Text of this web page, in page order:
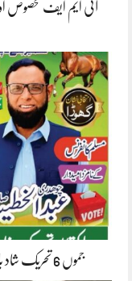
آئی ایم ایف مخصوص
جموں 6 تحریک شاد باد کا عبدالخطیب چودھری کی حمایت کا اعلان